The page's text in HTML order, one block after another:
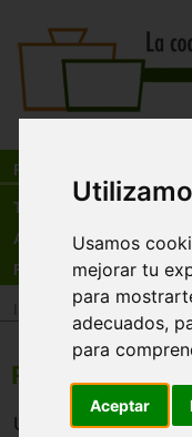
Usamos
mejorar tu
para
adecuados,
para
Aceptar
Recetas
Tienda
Actualidad
Registro
Recetas
Pimientos
Unos pimientos